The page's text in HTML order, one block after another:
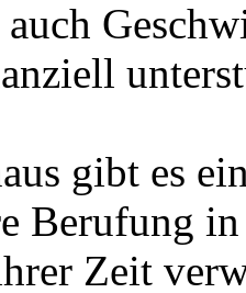
gibt es
Berufung
Zeit